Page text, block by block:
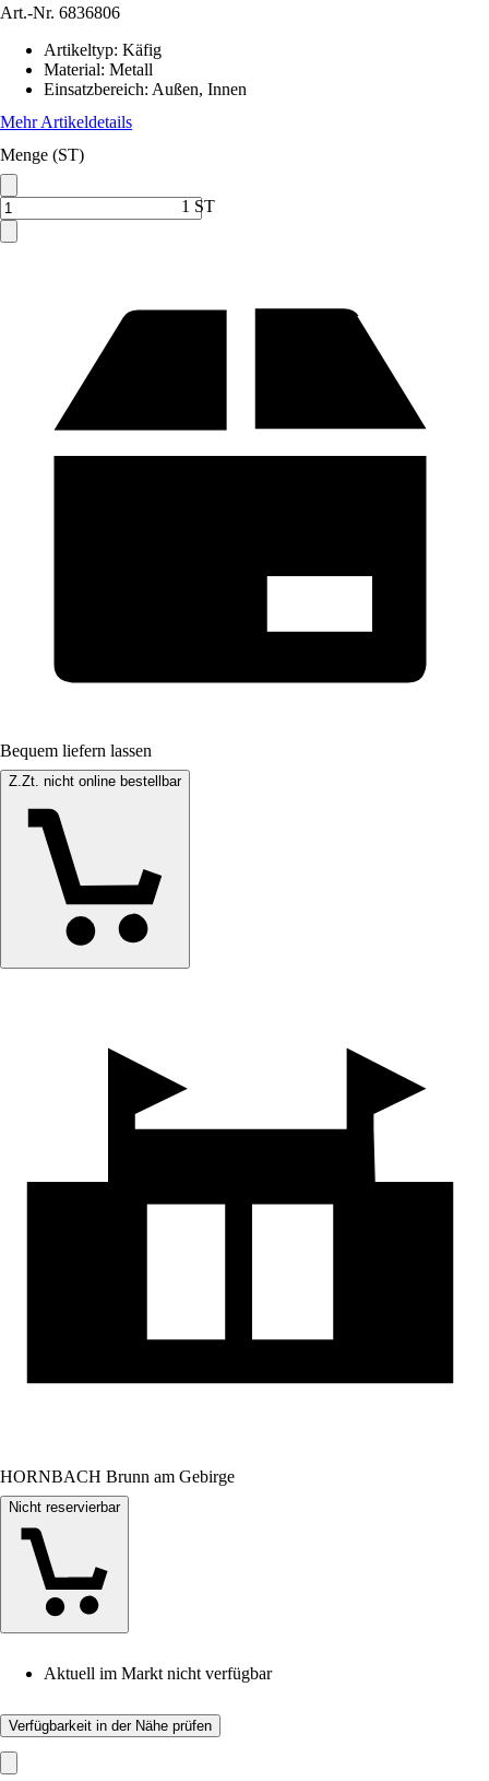
Art.-Nr. 6836806
Artikeltyp: Käfig
Material: Metall
Einsatzbereich: Außen, Innen
Mehr Artikeldetails
Menge (ST)
1 ST
Bequem liefern lassen
Z.Zt. nicht online bestellbar
HORNBACH Brunn am Gebirge
Nicht reservierbar
Aktuell im Markt nicht verfügbar
Verfügbarkeit in der Nähe prüfen